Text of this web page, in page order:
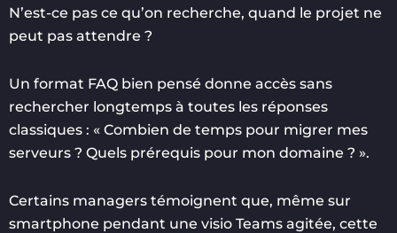
N’est-ce pas ce qu’on recherche, quand le projet ne
peut pas attendre ?
Un format FAQ bien pensé donne accès sans
rechercher longtemps à toutes les réponses
classiques : « Combien de temps pour migrer mes
serveurs ? Quels prérequis pour mon domaine ? ».
Certains managers témoignent que, même sur
smartphone pendant une visio Teams agitée, cette